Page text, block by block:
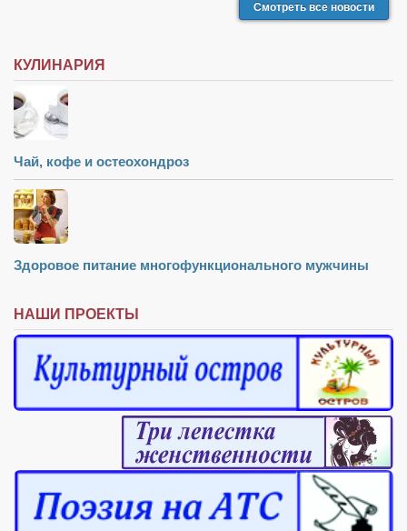
Смотреть все новости
КУЛИНАРИЯ
Чай, кофе и остеохондроз
Здоровое питание многофункционального мужчины
НАШИ ПРОЕКТЫ